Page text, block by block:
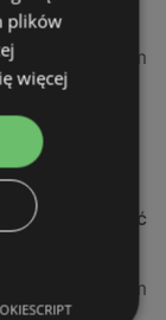
24,01 km
ODLEGŁOŚĆ
0,64 km
plików
więcej